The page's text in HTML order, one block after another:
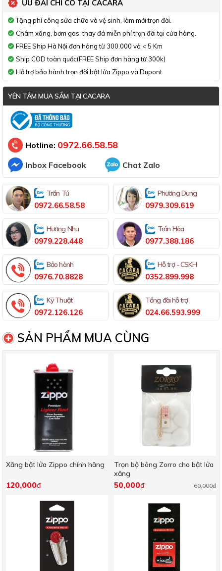
ƯU ĐÃI CHỈ CÓ TẠI CACARA
Tặng phí công sửa chữa và vệ sinh, làm mới trọn đời.
Châm xăng, bơm gas, thay đá miễn phí trọn đời tại cửa hàng.
FREE Ship Hà Nội đơn hàng từ 300.000 và < 5 Km
Ship COD toàn quốc(FREE Ship đơn hàng từ 300k)
Hỗ trợ bảo hành trọn đời bật lửa Zippo và Dupont
YÊN TÂM MUA SẮM TẠI CACARA
Đã thông báo Bộ Công Thương
Hotline: 0972.66.58.58
Inbox Facebook Chat Zalo
Trần Tú
0972.66.58.58
Phương Dung
0979.309.619
Hương Nhu
0979.228.448
Trần Hòa
0977.388.186
Bảo hành
0976.70.8828
Hỗ trợ - CSKH
0352.899.998
Kỹ Thuật
0972.126.126
Tổng đài hỗ trợ
024.66.593.999
SẢN PHẨM MUA CÙNG
Xăng bật lửa Zippo chính hãng
120,000đ
Trọn bộ bông Zorro cho bật lửa
xăng
60,000đ
50,000đ